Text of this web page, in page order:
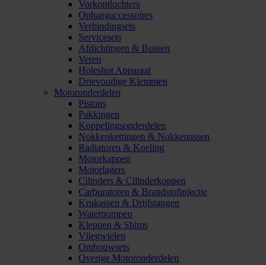
Vorkontluchters
Ophangaccessoires
Verbindingsets
Servicesets
Afdichtingen & Bussen
Veren
Holeshot Apparaat
Drievoudige Klemmen
Motoronderdelen
Pistons
Pakkingen
Koppelingsonderdelen
Nokkenkettingen & Nokkenassen
Radiatoren & Koeling
Motorkappen
Motorlagers
Cilinders & Cilinderkoppen
Carburatoren & Brandstofinjectie
Krukassen & Drijfstangen
Waterpompen
Kleppen & Shims
Vliegwielen
Ombouwsets
Overige Motoronderdelen